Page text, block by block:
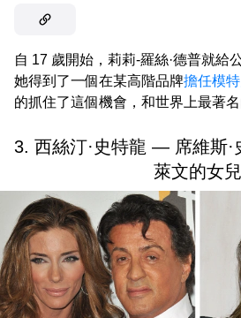
自 17 歲開始，莉莉-羅絲·德普就給
她得到了一個在某高階品牌擔任模
的抓住了這個機會，和世界上最著
3. 西絲汀·史特龍 — 席維斯·
萊文的女兒